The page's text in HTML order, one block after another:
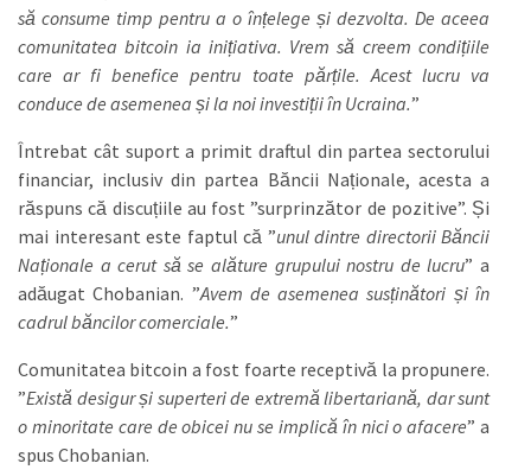
să consume timp pentru a o înțelege și dezvolta. De aceea
comunitatea bitcoin ia inițiativa. Vrem să creem condițiile
care ar fi benefice pentru toate părțile. Acest lucru va
conduce de asemenea și la noi investiții în Ucraina.”
Întrebat cât suport a primit draftul din partea sectorului
financiar, inclusiv din partea Băncii Naționale, acesta a
răspuns că discuțiile au fost ”surprinzător de pozitive”. Și
mai interesant este faptul că ”unul dintre directorii Băncii
Naționale a cerut să se alăture grupului nostru de lucru” a
adăugat Chobanian. ”Avem de asemenea susținători și în
cadrul băncilor comerciale.”
Comunitatea bitcoin a fost foarte receptivă la propunere.
”Există desigur și superteri de extremă libertariană, dar sunt
o minoritate care de obicei nu se implică în nici o afacere” a
spus Chobanian.